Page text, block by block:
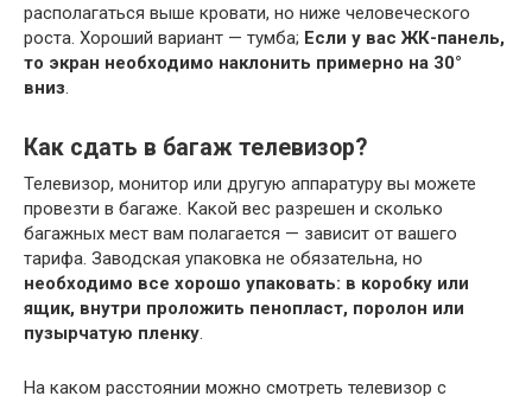
располагаться выше кровати, но ниже человеческого
роста. Хороший вариант — тумба; Если у вас ЖК-панель,
то экран необходимо наклонить примерно на 30°
вниз.
Как сдать в багаж телевизор?
Телевизор, монитор или другую аппаратуру вы можете
провезти в багаже. Какой вес разрешен и сколько
багажных мест вам полагается — зависит от вашего
тарифа. Заводская упаковка не обязательна, но
необходимо все хорошо упаковать: в коробку или
ящик, внутри проложить пенопласт, поролон или
пузырчатую пленку.
На каком расстоянии можно смотреть телевизор с